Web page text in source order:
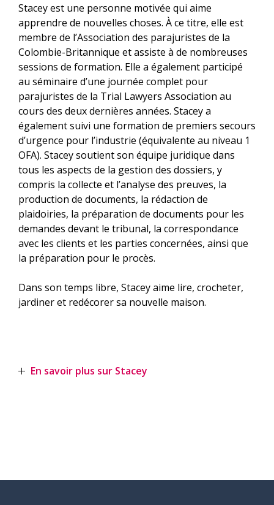
Stacey est une personne motivée qui aime
apprendre de nouvelles choses. À ce titre, elle est
membre de l’Association des parajuristes de la
Colombie-Britannique et assiste à de nombreuses
sessions de formation. Elle a également participé
au séminaire d’une journée complet pour
parajuristes de la Trial Lawyers Association au
cours des deux dernières années. Stacey a
également suivi une formation de premiers secours
d’urgence pour l’industrie (équivalente au niveau 1
OFA). Stacey soutient son équipe juridique dans
tous les aspects de la gestion des dossiers, y
compris la collecte et l’analyse des preuves, la
production de documents, la rédaction de
plaidoiries, la préparation de documents pour les
demandes devant le tribunal, la correspondance
avec les clients et les parties concernées, ainsi que
la préparation pour le procès.
Dans son temps libre, Stacey aime lire, crocheter,
jardiner et redécorer sa nouvelle maison.
En savoir plus sur Stacey